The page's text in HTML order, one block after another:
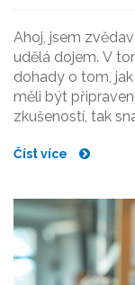
Ahoj, jsem
udělá dojem. V
dohady o tom,
měli být
zkušeností, tak
Číst více